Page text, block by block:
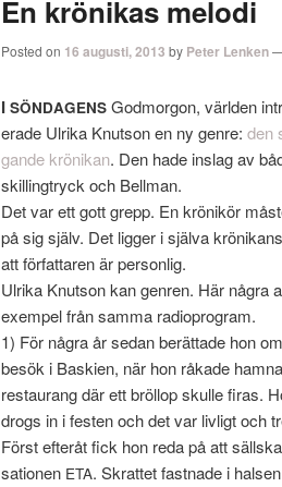
En krönikas melodi
Posted on 16 augusti, 2013 by Peter Lenken
ISÖNDAGENS God­mor­gon, världen
er­ade Ulrika Knut­son en ny genre:den
gande krönikan. Den hade inslag av
skillingtryck och Bell­man.
Det var ett gott grepp. En krönikör
på sig själv. Det lig­ger i själva
att för­fattaren är per­son­lig.
Ulrika Knut­son kan gen­ren. Här några
exem­pel från samma radio­pro­gram.
1) För några år sedan berät­tade hon
besök i Bask­ien, när hon råkade
restau­rang där ett bröl­lop skulle firas.
drogs in i fes­ten och det var livligt och
Först efteråt fick hon reda på att
sa­tio­nen ETA. Skrat­tet fast­nade i